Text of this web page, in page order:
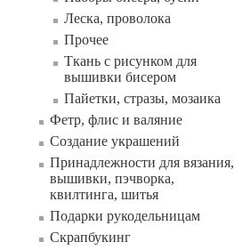
Леска, проволока
Прочее
Ткань с рисунком для
вышивки бисером
Пайетки, стразы, мозаика
Фетр, флис и валяние
Создание украшений
Принадлежности для вязания,
вышивки, пэчворка,
квилтинга, шитья
Подарки рукодельницам
Скрапбукинг